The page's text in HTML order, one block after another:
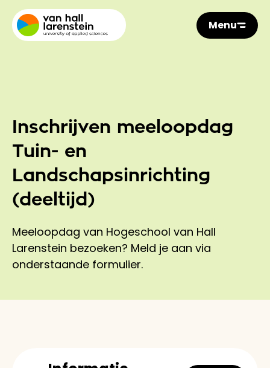
Menu
Inschrijven meeloopdag
Tuin- en
Landschapsinrichting
(deeltijd)
Meeloopdag van Hogeschool van Hall
Larenstein bezoeken? Meld je aan via
onderstaande formulier.